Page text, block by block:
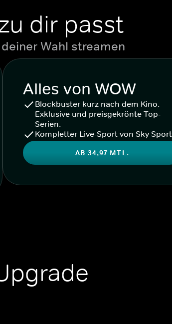
dir passt
Wahl streamen
Alles von WOW
Blockbuster kurz nach dem Kino.
Exklusive und preisgekrönte Top-
Serien.
Kompletter Live-Sport von Sky Sport
AB 34,97 MTL.